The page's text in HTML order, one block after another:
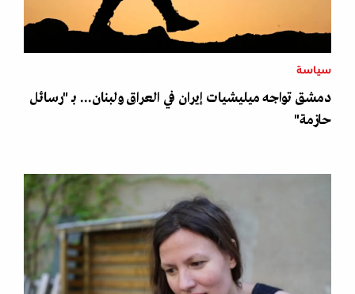
سياسة
دمشق تواجه ميليشيات إيران في العراق ولبنان... بـ "رسائل
حازمة"